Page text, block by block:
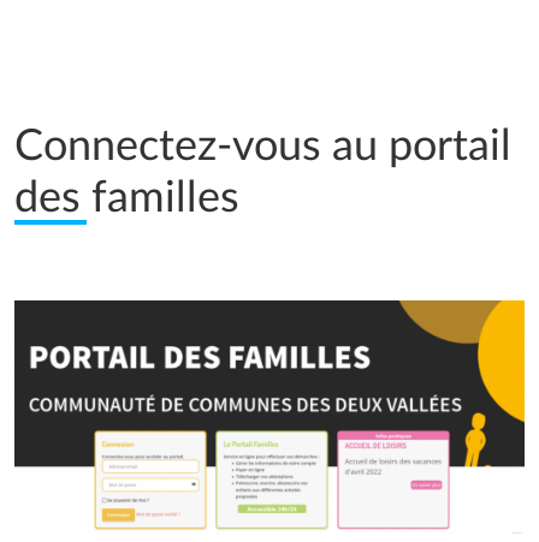
Connectez-vous au portail
des familles